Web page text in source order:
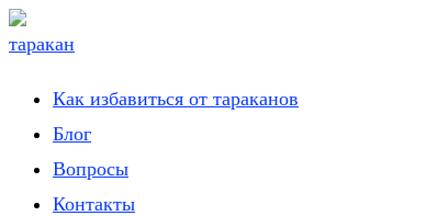
Перейти
содержимому
Как избавиться от тараканов
Блог
Вопросы
Контакты